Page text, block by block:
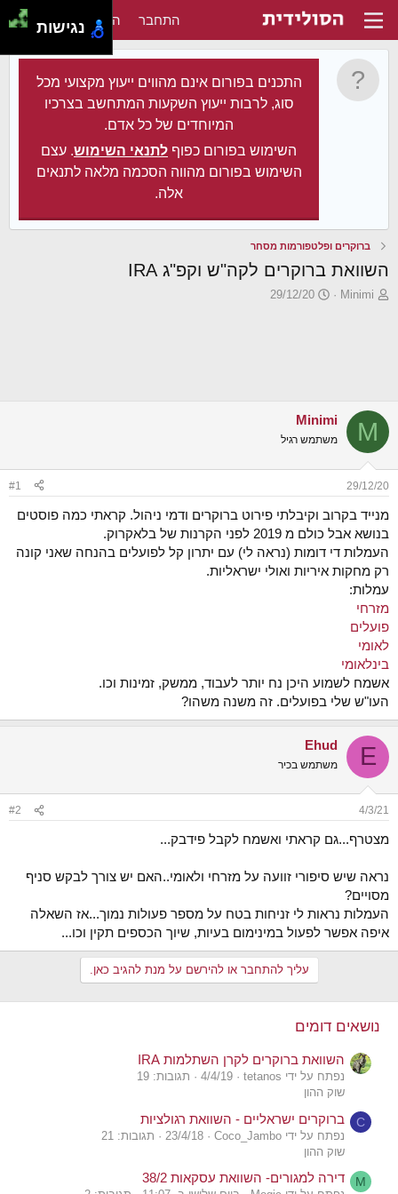
התחבר הירשם
התכנים בפורום אינם מהווים ייעוץ מקצועי מכל
סוג, לרבות ייעוץ השקעות המתחשב בצרכיו
המיוחדים של כל אדם.
השימוש בפורום כפוף לתנאי השימוש. עצם
השימוש בפורום מהווה הסכמה מלאה לתנאים
אלה.
ברוקרים ופלטפורמות מסחר
השוואת ברוקרים לקה"ש וקפ"ג IRA
פ
א
Minimi
פ
ר
י
29/12/20
M
Minimi
משתמש רגיל
29/12/20
#1
מנייד בקרוב וקיבלתי פירוט ברוקרים ודמי ניהול. קראתי כמה פוסטים
בנושא אבל כולם מ 2019 לפני הקרנות של בלאקרוק.
העמלות די דומות (נראה לי) עם יתרון קל לפועלים בהנחה שאני קונה
רק מחקות איריות ואולי ישראליות.
עמלות:
מזרחי
פועלים
לאומי
בינלאומי
אשמח לשמוע היכן נח יותר לעבוד, ממשק, זמינות וכו.
העו"ש שלי בפועלים. זה משנה משהו?
E
Ehud
משתמש בכיר
4/3/21
#2
מצטרף...גם קראתי ואשמח לקבל פידבק...
נראה שיש סיפורי זוועה על מזרחי ולאומי..האם יש צורך לבקש סניף
מסויים?
העמלות נראות לי זניחות בטח על מספר פעולות נמוך...אז השאלה
איפה אפשר לפעול במינימום בעיות, שיוך הכספים תקין וכו...
עליך להתחבר או להירשם על מנת להגיב כאן.
נושאים דומים
השוואת ברוקרים לקרן השתלמות IRA
נפתח על ידי tetanos 4/4/19
תגובות: 19
שוק ההון
C ברוקרים ישראליים - השוואת רגולציות
נפתח על ידי Coco_Jambo 23/4/18
תגובות: 21
שוק ההון
M דירה למגורים- השוואת עסקאות 38/2
נגישות